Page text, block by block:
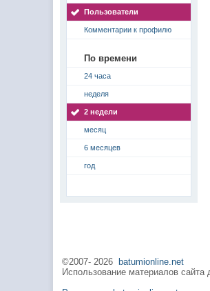
Пользователи
Комментарии к профилю
По времени
24 часа
неделя
2 недели
месяц
6 месяцев
год
©2007-2026
batumionline.net
Использование материалов сайта